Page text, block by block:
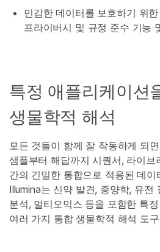
민감한 데이터를 보호하기 위
프라이버시 및 규정 준수 기능
특정 애플리케이션
생물학적 해석
모든 것들이 함께 잘 작동하게 되
샘플부터 해답까지 시퀀서, 라이
간의 긴밀한 통합으로 적용된 데
Illumina는 신약 발견, 종양학, 유전
분석, 멀티오믹스 등을 포함한 특
여러 가지 통합 생물학적 해석 도